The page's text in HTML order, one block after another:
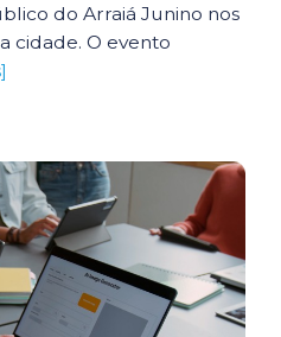
do Arraiá Junino nos
cidade. O evento